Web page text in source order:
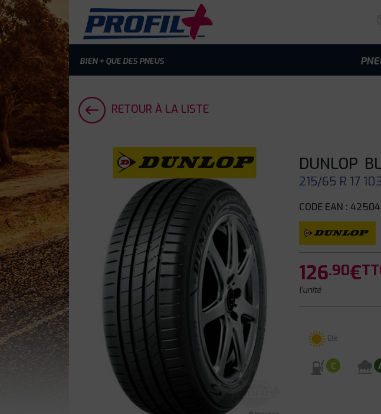
BIEN + QUE DES PNEUS
RETOUR À LA LISTE
DUNLOP
215/65 R 17
CODE EAN :
126.90€
l'unité
Été
C